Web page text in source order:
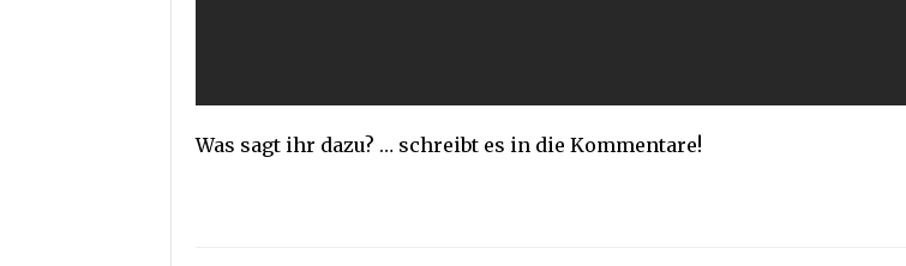
Was sagt ihr dazu? … schreibt es in die Kommentare!